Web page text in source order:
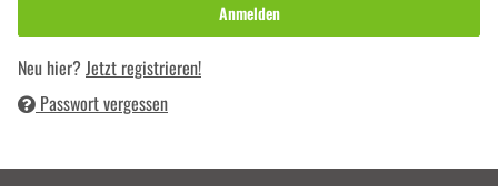
Anmelden
Neu hier? Jetzt registrieren!
Passwort vergessen